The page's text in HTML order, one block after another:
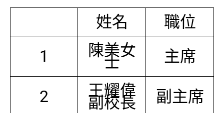
姓名
職位
1
陳美女
士 主席
2 王耀偉
副校長 副主席